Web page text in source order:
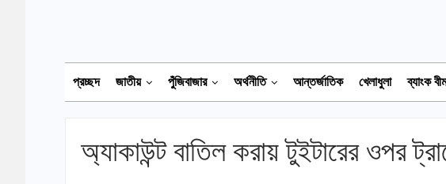
প্রচ্ছদ জাতীয় পুঁজিবাজার অর্থনীতি আন্তর্জাতিক খেলাধুলা ব্যাংক
অ্যাকাউন্ট বাতিল করায় টুইটারের ওপর